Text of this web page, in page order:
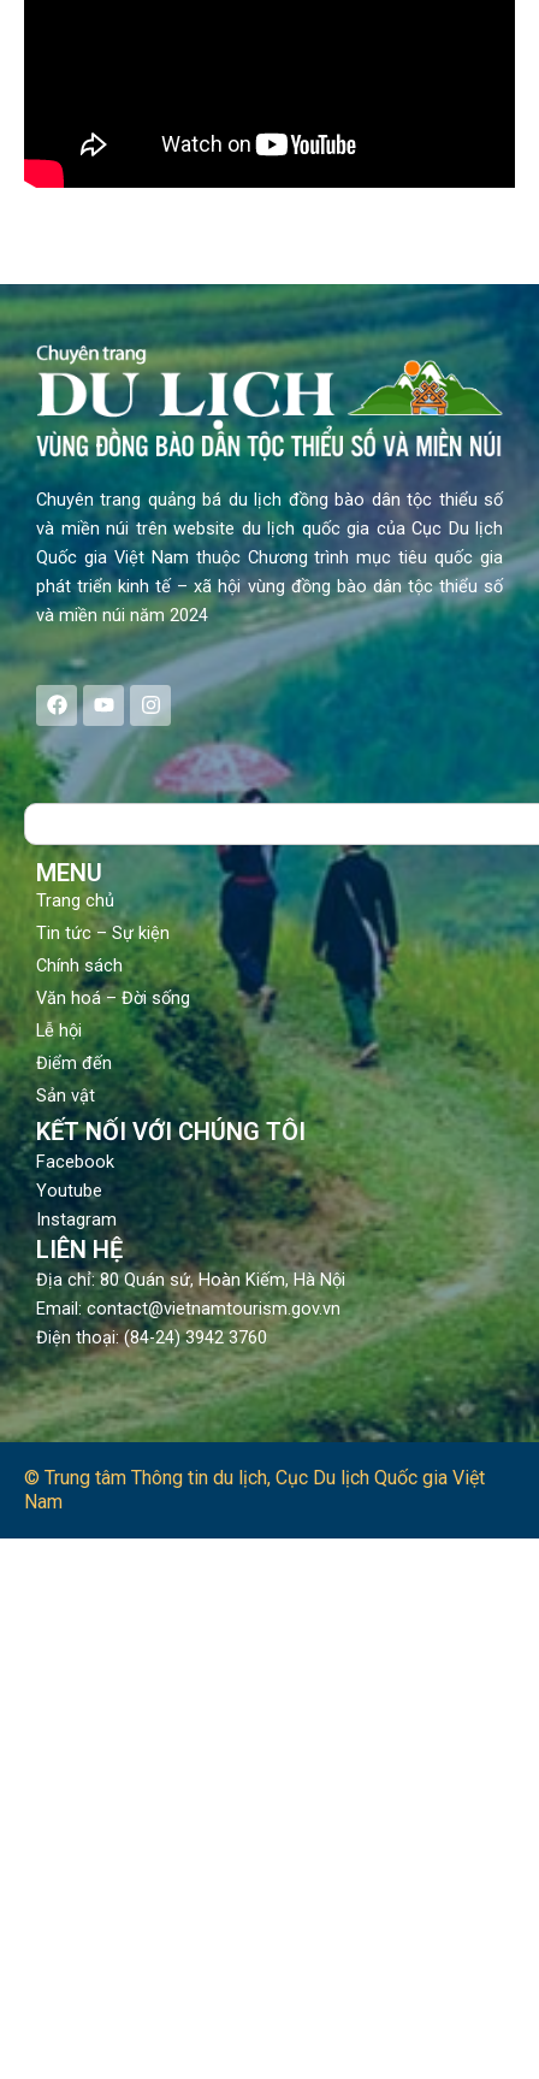
Chuyên trang quảng bá du lịch đồng bào dân tộc thiểu số
và miền núi trên website du lịch quốc gia của Cục Du lịch
Quốc gia Việt Nam thuộc Chương trình mục tiêu quốc gia
phát triển kinh tế – xã hội vùng đồng bào dân tộc thiểu số
và miền núi năm 2024
F
a
c
e
b
o
Y
o
u
t
u
b
I
n
s
a
g
Search
MENU
Trang chủ
Tin tức – Sự kiện
Chính sách
Văn hoá – Đời sống
Lễ hội
Điểm đến
Sản vật
KẾT NỐI VỚI CHÚNG TÔI
Facebook
Youtube
Instagram
LIÊN HỆ
Địa chỉ: 80 Quán sứ, Hoàn Kiếm, Hà Nội
Email: contact@vietnamtourism.gov.vn
Điện thoại: (84-24) 3942 3760
© Trung tâm Thông tin du lịch​, Cục Du lịch Quốc gia Việt
Nam